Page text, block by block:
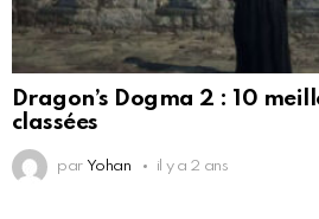
Dragon’s Dogma 2 : 10
classées
par Yohan il y a 2 ans